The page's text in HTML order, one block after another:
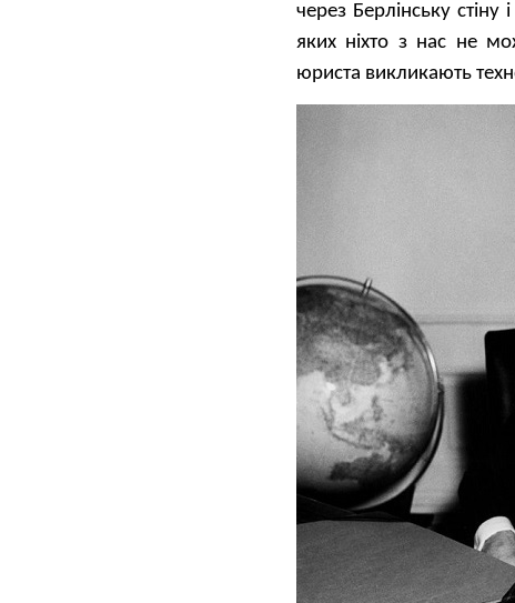
через Берлінську
яких ніхто з нас не
юриста викликають